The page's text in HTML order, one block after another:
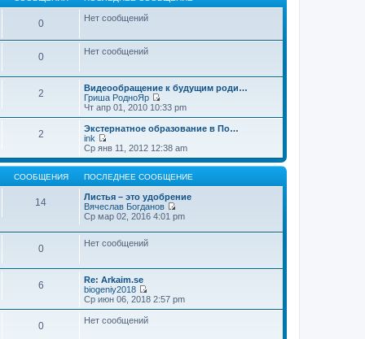
н
ю
е
м
у
о
о
б
е
н
ю
й
л
е
д
н
е
у
о
о
б
щ
н
ю
0 Нет сообщений
0 Нет сообщений
2
Видеообращение к будущим роди…
Гриша РодноЯр
П
е
р
е
й
т
и
к
о
с
л
е
д
у
о
б
Чт апр 01, 2010 10:33 pm
2
Экстернатное образование в По…
ink
П
е
р
е
й
т
и
к
п
о
с
д
н
е
м
у
с
Ср янв 11, 2012 12:38 am
СООБЩЕНИЯ ПОСЛЕДНЕЕ СООБЩЕНИЕ
14
Листья – это удобрение
Вячеслав Богданов
П
р
и
о
с
Ср мар 02, 2016 4:01 pm
0 Нет сообщений
6
Re: Arkaim.se
biogeniy2018
П
е
р
е
Ср июн 06, 2018 2:57 pm
0 Нет сообщений